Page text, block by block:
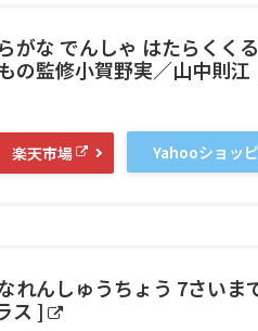
がな でんしゃ はたらくく
の監修小賀野実／山中則江
楽天市場 Yahooショッ
れんしゅうちょう 7さいま
ス ]